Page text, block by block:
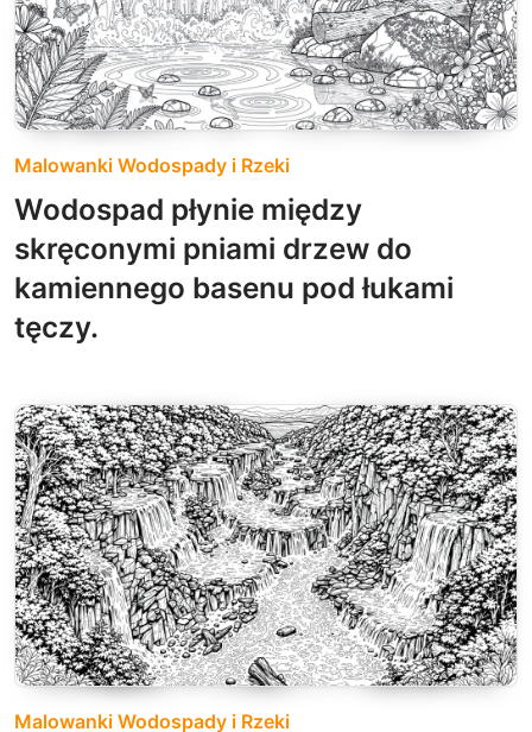
Malowanki Wodospady i Rzeki
Wodospad płynie między
skręconymi pniami drzew do
kamiennego basenu pod łukami
tęczy.
Malowanki Wodospady i Rzeki